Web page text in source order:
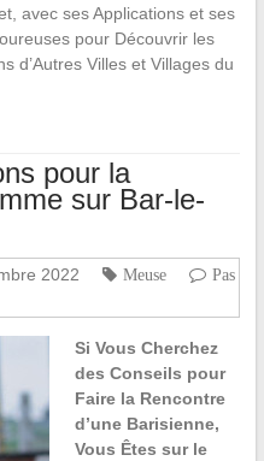
avec ses Applications et ses
pour Découvrir les
d’Autres Villes et Villages du
pour la
sur Bar-le-
2022 Meuse
Pas
Si Vous Cherchez
des Conseils pour
Faire la Rencontre
d’une Barisienne,
Vous Êtes sur le